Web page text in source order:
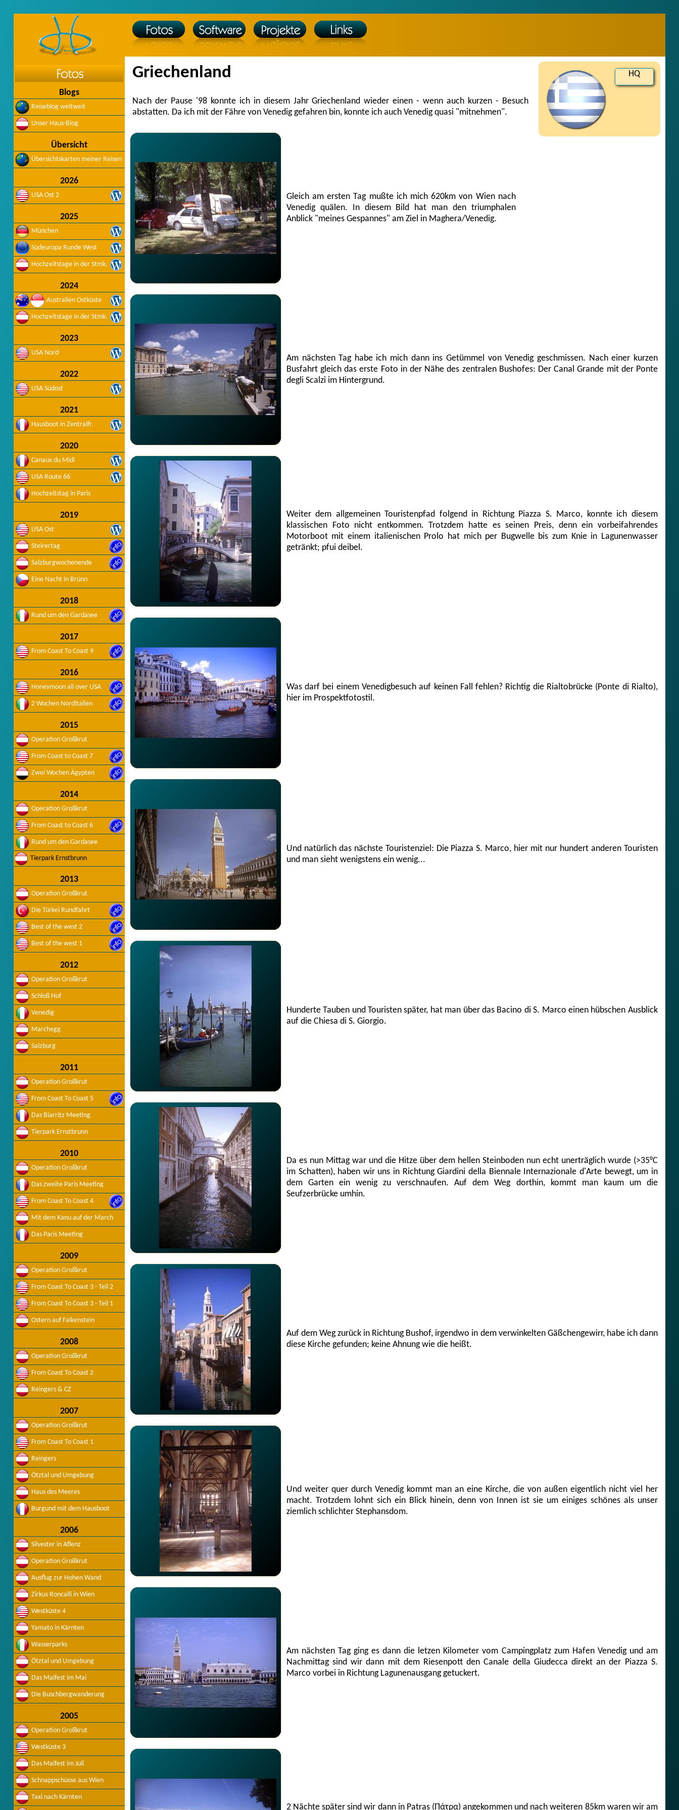
Blogs
Reiseblog weltweit
Unser Haus-Blog
Übersicht
Übersichtskarten meiner Reisen
2026
USA Ost 2
2025
München
Südeuropa Runde West
Hochzeitstage in der Stmk.
2024
Australien Ostküste
Hochzeitstage in der Stmk.
2023
USA Nord
2022
USA Südost
2021
Hausboot in Zentralfr.
2020
Canaux du Midi
USA Route 66
Hochzeitstag in Paris
2019
USA Ost
Steirertag
Salzburgwochenende
Eine Nacht in Brünn
2018
Rund um den Gardasee
2017
From Coast To Coast 9
2016
Honeymoon all over USA
2 Wochen Norditalien
2015
Operation Großkrut
From Coast to Coast 7
Zwei Wochen Ägypten
2014
Operation Großkrut
From Coast to Coast 6
Rund um den Gardasee
Tierpark Ernstbrunn
2013
Operation Großkrut
Die Türkei Rundfahrt
Best of the west 2
Best of the west 1
2012
Operation Großkrut
Schloß Hof
Venedig
Marchegg
Salzburg
2011
Operation Großkrut
From Coast To Coast 5
Das Biarritz Meeting
Tierpark Ernstbrunn
2010
Operation Großkrut
Das zweite Paris Meeting
From Coast To Coast 4
Mit dem Kanu auf der March
Das Paris Meeting
2009
Operation Großkrut
From Coast To Coast 3 - Teil 2
From Coast To Coast 3 - Teil 1
Ostern auf Falkenstein
2008
Operation Großkrut
From Coast To Coast 2
Reingers & CZ
2007
Operation Großkrut
From Coast To Coast 1
Reingers
Ötztal und Umgebung
Haus des Meeres
Burgund mit dem Hausboot
2006
Silvester in Aflenz
Operation Großkrut
Ausflug zur Hohen Wand
Zirkus Roncalli in Wien
Westküste 4
Yamato in Kärnten
Wasserparks
Ötztal und Umgebung
Das Maifest im Mai
Die Buschbergwanderung
2005
Operation Großkrut
Westküste 3
Das Maifest im Juli
Schnappschüsse aus Wien
Taxi nach Kärnten
HQ
Griechenland
Nach der Pause '98 konnte ich in diesem Jahr Griechenland wieder einen - wenn auch kurzen - Besuch
abstatten. Da ich mit der Fähre von Venedig gefahren bin, konnte ich auch Venedig quasi "mitnehmen".
Gleich am ersten Tag mußte ich mich 620km von Wien nach
Venedig quälen. In diesem Bild hat man den triumphalen
Anblick "meines Gespannes" am Ziel in Maghera/Venedig.
Am nächsten Tag habe ich mich dann ins Getümmel von Venedig geschmissen. Nach einer kurzen
Busfahrt gleich das erste Foto in der Nähe des zentralen Bushofes: Der Canal Grande mit der Ponte
degli Scalzi im Hintergrund.
Weiter dem allgemeinen Touristenpfad folgend in Richtung Piazza S. Marco, konnte ich diesem
klassischen Foto nicht entkommen. Trotzdem hatte es seinen Preis, denn ein vorbeifahrendes
Motorboot mit einem italienischen Prolo hat mich per Bugwelle bis zum Knie in Lagunenwasser
getränkt; pfui deibel.
Was darf bei einem Venedigbesuch auf keinen Fall fehlen? Richtig die Rialtobrücke (Ponte di Rialto),
hier im Prospektfotostil.
Und natürlich das nächste Touristenziel: Die Piazza S. Marco, hier mit nur hundert anderen Touristen
und man sieht wenigstens ein wenig...
Hunderte Tauben und Touristen später, hat man über das Bacino di S. Marco einen hübschen Ausblick
auf die Chiesa di S. Giorgio.
Da es nun Mittag war und die Hitze über dem hellen Steinboden nun echt unerträglich wurde (>35°C
im Schatten), haben wir uns in Richtung Giardini della Biennale Internazionale d'Arte bewegt, um in
dem Garten ein wenig zu verschnaufen. Auf dem Weg dorthin, kommt man kaum um die
Seufzerbrücke umhin.
Auf dem Weg zurück in Richtung Bushof, irgendwo in dem verwinkelten Gäßchengewirr, habe ich dann
diese Kirche gefunden; keine Ahnung wie die heißt.
Und weiter quer durch Venedig kommt man an eine Kirche, die von außen eigentlich nicht viel her
macht. Trotzdem lohnt sich ein Blick hinein, denn von Innen ist sie um einiges schönes als unser
ziemlich schlichter Stephansdom.
Am nächsten Tag ging es dann die letzen Kilometer vom Campingplatz zum Hafen Venedig und am
Nachmittag sind wir dann mit dem Riesenpott den Canale della Giudecca direkt an der Piazza S.
Marco vorbei in Richtung Lagunenausgang getuckert.
2 Nächte später sind wir dann in Patras (Πάτρα) angekommen und nach weiteren 85km waren wir am